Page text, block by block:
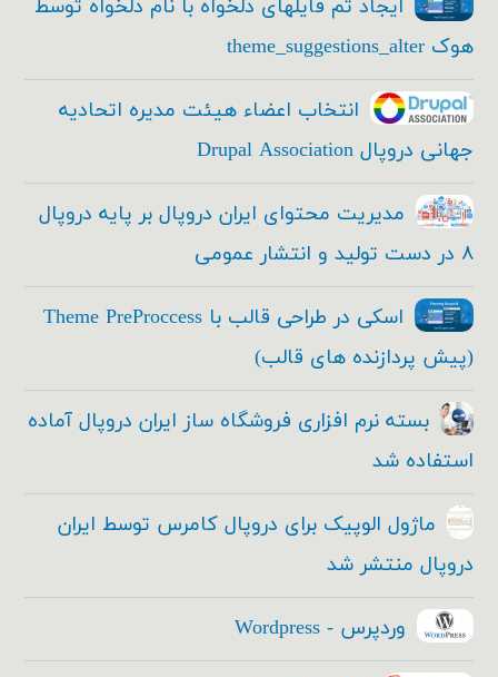
ایجاد تم فایلهای دلخواه با نام دلخواه توسط
هوک theme_suggestions_alter
انتخاب اعضاء هیئت مدیره اتحادیه
جهانی دروپال Drupal Association
مدیریت محتوای ایران دروپال بر پایه دروپال
۸ در دست تولید و انتشار عمومی
اسکی در طراحی قالب با Theme PreProccess
(پیش پردازنده های قالب)
بسته نرم افزاری فروشگاه ساز ایران دروپال آماده
استفاده شد
ماژول الوپیک برای دروپال کامرس توسط ایران
دروپال منتشر شد
وردپرس - Wordpress